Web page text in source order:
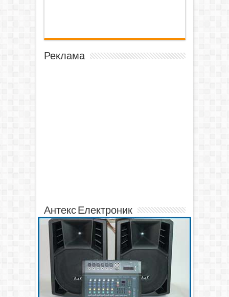
Реклама
Антекс Електроник